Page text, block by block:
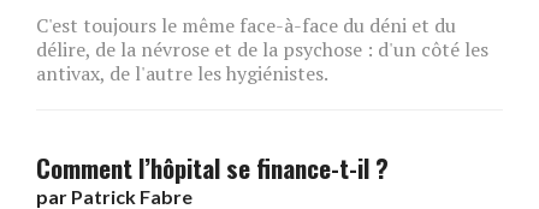
C'est toujours le même face-à-face du déni et du
délire, de la névrose et de la psychose : d'un côté les
antivax, de l'autre les hygiénistes.
Comment l’hôpital se finance-t-il ?
par Patrick Fabre